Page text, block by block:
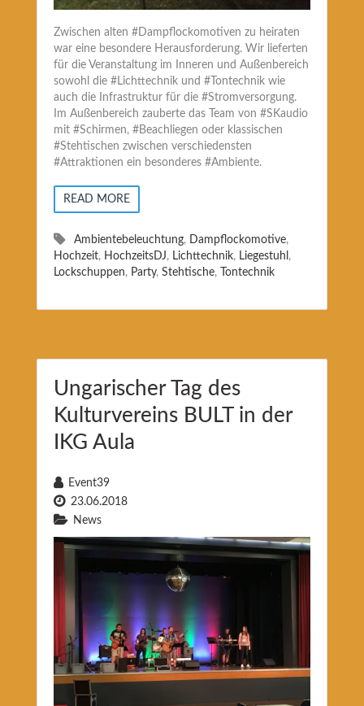
Zwischen alten #Dampflockomotiven zu heiraten
war eine besondere Herausforderung. Wir lieferten
für die Veranstaltung im Inneren und Außenbereich
sowohl die #Lichttechnik und #Tontechnik wie
auch die Infrastruktur für die #Stromversorgung.
Im Außenbereich zauberte das Team von #SKaudio
mit #Schirmen, #Beachliegen oder klassischen
#Stehtischen zwischen verschiedensten
#Attraktionen ein besonderes #Ambiente.
READ MORE
Ambientebeleuchtung, Dampflockomotive,
Hochzeit, HochzeitsDJ, Lichttechnik, Liegestuhl ,
Lockschuppen, Party, Stehtische, Tontechnik
Ungarischer Tag des
Kulturvereins BULT in der
IKG Aula
Event39
23.06.2018
News